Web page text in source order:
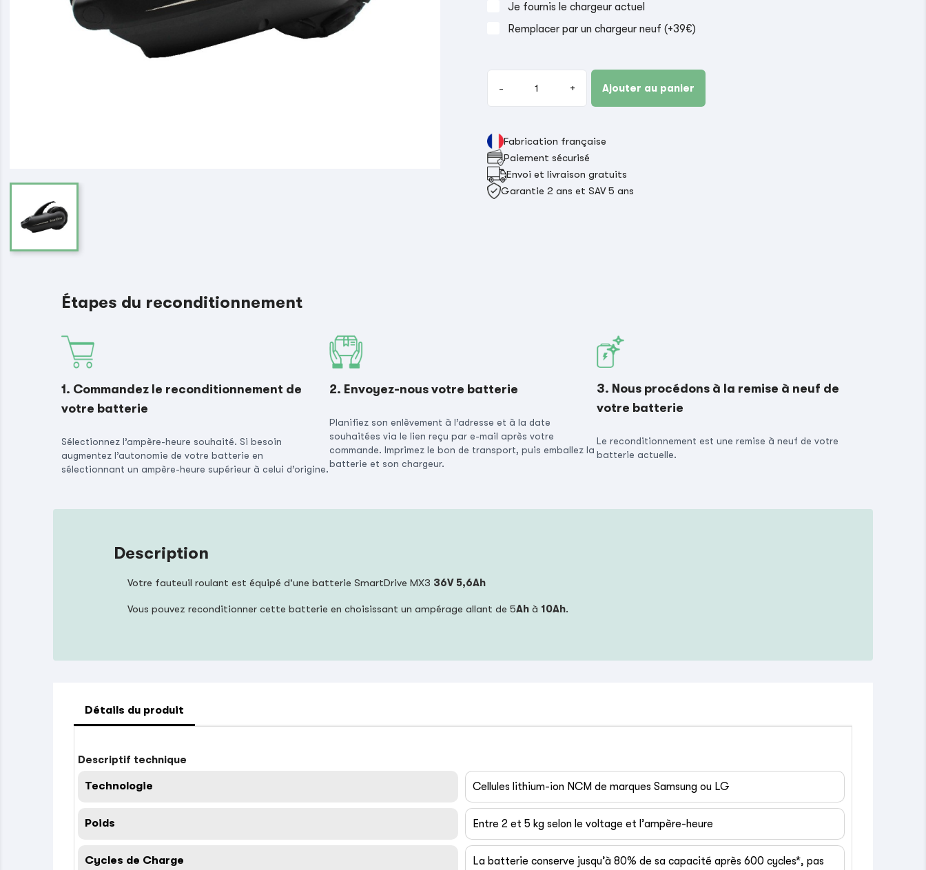
Je fournis le chargeur actuel
Remplacer par un chargeur neuf (+39€)
- + Ajouter au panier
Fabrication française
Paiement sécurisé
Envoi et livraison gratuits
Garantie 2 ans et SAV 5 ans
Étapes du reconditionnement
1. Commandez le reconditionnement de
votre batterie
Sélectionnez l’ampère-heure souhaité. Si besoin
augmentez l’autonomie de votre batterie en
sélectionnant un ampère-heure supérieur à celui d’origine.
2. Envoyez-nous votre batterie
Planifiez son enlèvement à l’adresse et à la date
souhaitées via le lien reçu par e-mail après votre
commande. Imprimez le bon de transport, puis emballez la
batterie et son chargeur.
3. Nous procédons à la remise à neuf de
votre batterie
Le reconditionnement est une remise à neuf de votre
batterie actuelle.
Description
Votre fauteuil roulant est équipé d'une batterie SmartDrive MX3 36V 5,6Ah
Vous pouvez reconditionner cette batterie en choisissant un ampérage allant de 5Ah à 10Ah.
Détails du produit
Descriptif technique
Technologie Cellules lithium-ion NCM de marques Samsung ou LG
Poids Entre 2 et 5 kg selon le voltage et l’ampère-heure
Cycles de Charge
La batterie conserve jusqu’à 80% de sa capacité après 600 cycles*, pas